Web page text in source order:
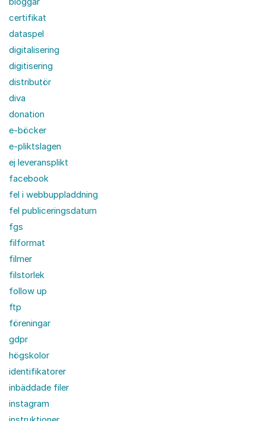
certifikat
dataspel
digitalisering
digitisering
distributör
diva
donation
e-böcker
e-pliktslagen
ej leveransplikt
facebook
fel i webbuppladdning
fel publiceringsdatum
fgs
filformat
filmer
filstorlek
follow up
ftp
föreningar
gdpr
högskolor
identifikatorer
inbäddade filer
instagram